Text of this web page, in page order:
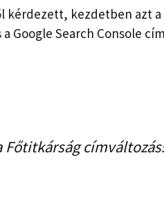
kérdezett, kezdetben azt
Google Search Console
Főtitkárság